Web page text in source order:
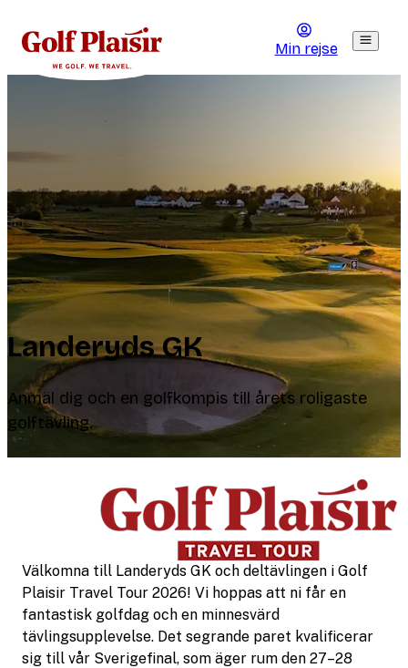
Min rejse
Landeryds GK
Anmäl dig och en golfkompis till årets roligaste
golftävling.
Välkomna till Landeryds GK och deltävlingen i Golf
Plaisir Travel Tour 2026! Vi hoppas att ni får en
fantastisk golfdag och en minnesvärd
tävlingsupplevelse. Det segrande paret kvalificerar
sig till vår Sverigefinal, som äger rum den 27–28